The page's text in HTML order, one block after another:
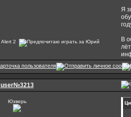
Я
В
user№3213
Юзверь